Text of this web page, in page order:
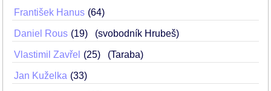
František Hanus 64
Daniel Rous 19 (svobodník Hrubeš)
Vlastimil Zavřel 25 (Taraba)
Jan Kuželka 33